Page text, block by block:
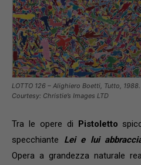
LOTTO 126 – Alighiero Boetti, Tutto,
Courtesy: Christie’s Images LTD
Tra le opere di Pistoletto
specchiante
Lei e lui
Opera a grandezza naturale